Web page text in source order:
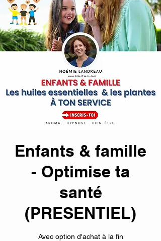
Enfants & famille
- Optimise ta
santé
(PRESENTIEL)
Avec option d'achat à la fin